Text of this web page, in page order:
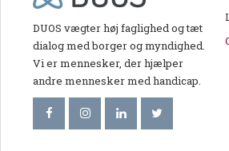
DUOS vægter høj faglighed og tæt
dialog med borger og myndighed.
Vi er mennesker, der hjælper
andre mennesker med handicap.